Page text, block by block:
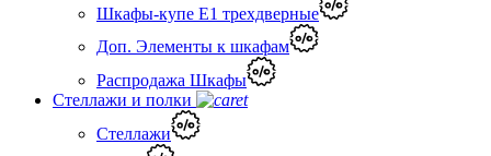
Шкафы-купе Е1 трехдверные
Доп. Элементы к шкафам
Распродажа Шкафы
Стеллажи и полки
Стеллажи